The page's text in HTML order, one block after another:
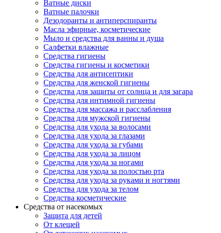
Ватные диски
Ватные палочки
Дезодоранты и антиперспиранты
Масла эфирные, косметические
Мыло и средства для ванны и душа
Салфетки влажные
Средства гигиены
Средства гигиены и косметики
Средства для антисептики
Средства для женской гигиены
Средства для защиты от солнца и для загара
Средства для интимной гигиены
Средства для массажа и расслабления
Средства для мужской гигиены
Средства для ухода за волосами
Средства для ухода за глазами
Средства для ухода за губами
Средства для ухода за лицом
Средства для ухода за ногами
Средства для ухода за полостью рта
Средства для ухода за руками и ногтями
Средства для ухода за телом
Средства косметические
Средства от насекомых
Защита для детей
От клещей